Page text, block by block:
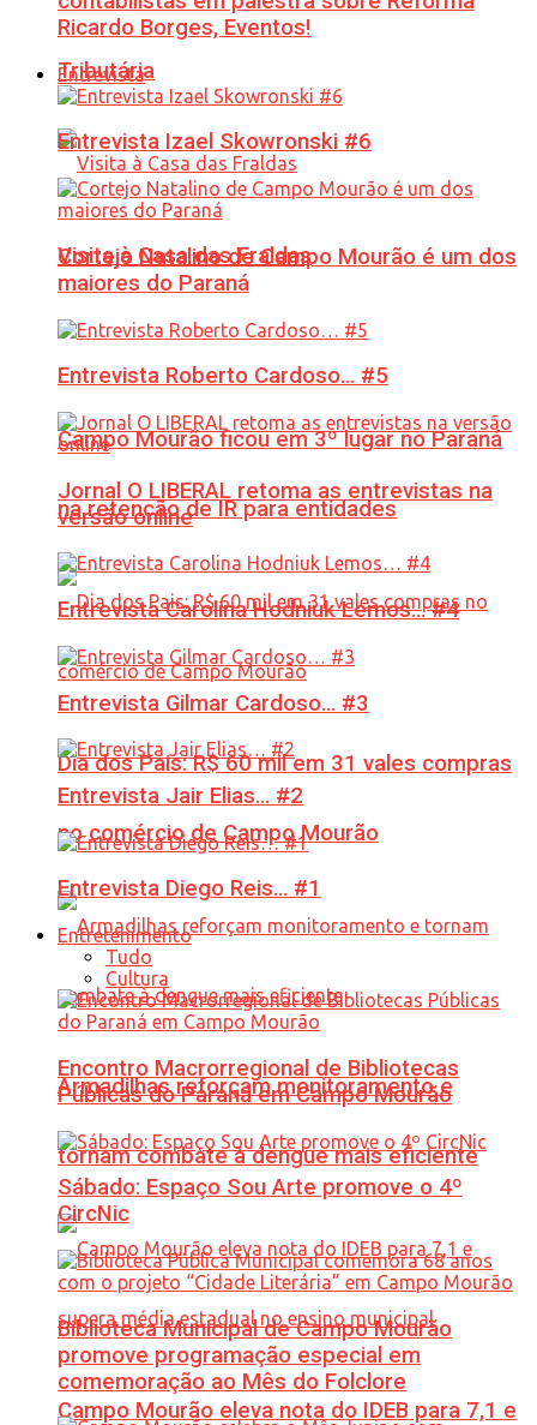
Tributária
Visita à Casa das Fraldas
Campo Mourão ficou em 3º lugar no Paraná
na retenção de IR para entidades
Dia dos Pais: R$ 60 mil em 31 vales compras
no comércio de Campo Mourão
Armadilhas reforçam monitoramento e
tornam combate à dengue mais eficiente
Campo Mourão eleva nota do IDEB para 7,1 e
Ricardo Borges, Eventos!
Entrevista
Entrevista Izael Skowronski #6
Cortejo Natalino de Campo Mourão é um dos
maiores do Paraná
Entrevista Roberto Cardoso… #5
Jornal O LIBERAL retoma as entrevistas na
versão online
Entrevista Carolina Hodniuk Lemos… #4
Entrevista Gilmar Cardoso… #3
Entrevista Jair Elias… #2
Entrevista Diego Reis… #1
Entretenimento
Tudo
Cultura
Encontro Macrorregional de Bibliotecas
Públicas do Paraná em Campo Mourão
Sábado: Espaço Sou Arte promove o 4º
CircNic
Biblioteca Municipal de Campo Mourão
promove programação especial em
comemoração ao Mês do Folclore